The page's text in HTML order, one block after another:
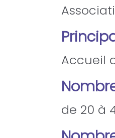
Accueil
de 20 à